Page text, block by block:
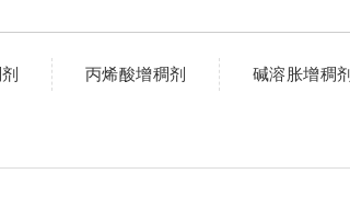
丙烯酸增稠剂 碱溶胀增稠剂